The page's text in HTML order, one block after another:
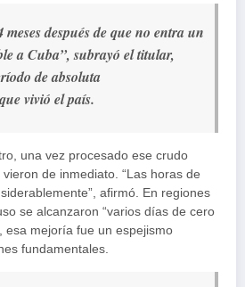
después de que no entra un
a Cuba”, subrayó el titular,
de absoluta
vivió el país.
una vez procesado ese crudo
de inmediato. “Las horas de
afirmó. En regiones
se alcanzaron “varios días de cero
esa mejoría fue un espejismo
fundamentales.